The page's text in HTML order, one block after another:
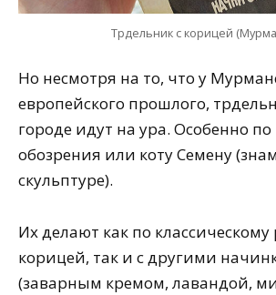
Трдельник с корицей
Но несмотря на то, что у
европейского прошлого,
городе идут на ура. Особенно по
обозрения или коту Семену
скульптуре).
Их делают как по
корицей, так и с другими
(заварным кремом, лавандой,